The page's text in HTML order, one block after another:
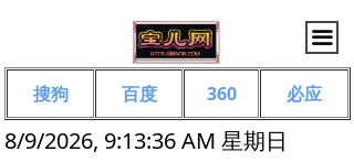
끀
8/9/2026, 9:13:36 AM 星期日
搜狗 百度 360 必应